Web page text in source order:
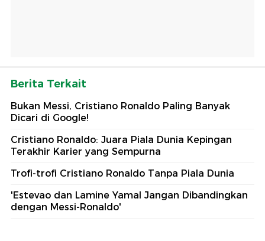
Berita Terkait
Bukan Messi, Cristiano Ronaldo Paling Banyak
Dicari di Google!
Cristiano Ronaldo: Juara Piala Dunia Kepingan
Terakhir Karier yang Sempurna
Trofi-trofi Cristiano Ronaldo Tanpa Piala Dunia
'Estevao dan Lamine Yamal Jangan Dibandingkan
dengan Messi-Ronaldo'